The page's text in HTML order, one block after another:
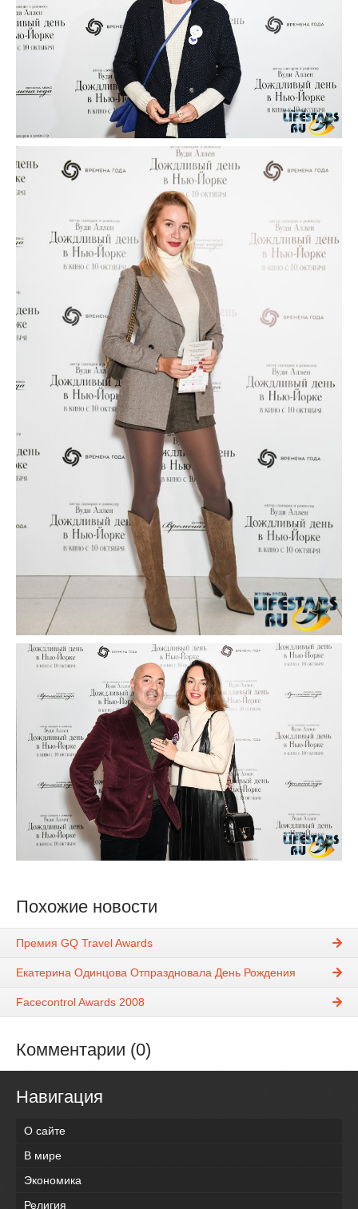
Похожие новости
Премия GQ Travel Awards
Екатерина Одинцова Отпраздновала День Рождения
Facecontrol Awards 2008
Комментарии (0)
Навигация
О сайте
В мире
Экономика
Религия